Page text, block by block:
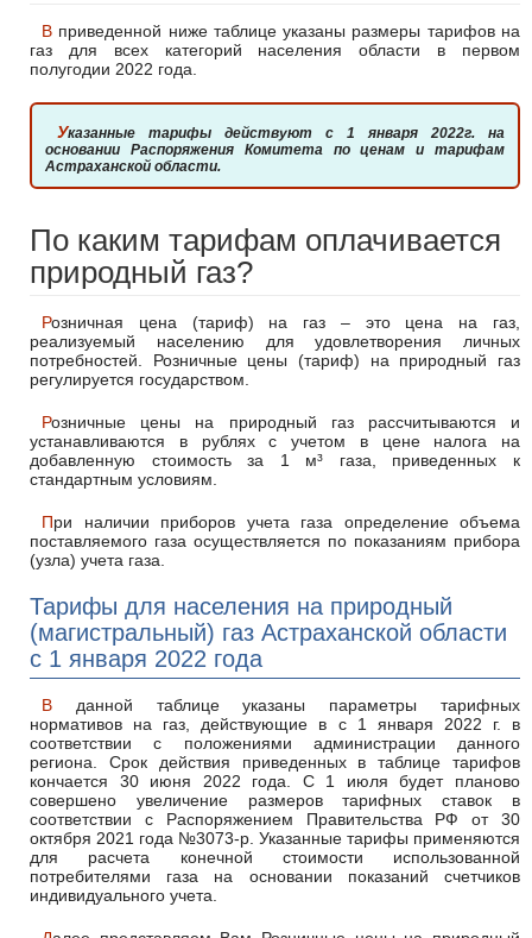
В приведенной ниже таблице указаны размеры тарифов на
газ для всех категорий населения области в первом
полугодии 2022 года.
Указанные тарифы действуют с 1 января 2022г. на
основании Распоряжения Комитета по ценам и тарифам
Астраханской области.
По каким тарифам оплачивается
природный газ?
Розничная цена (тариф) на газ – это цена на газ,
реализуемый населению для удовлетворения личных
потребностей. Розничные цены (тариф) на природный газ
регулируется государством.
Розничные цены на природный газ рассчитываются и
устанавливаются в рублях с учетом в цене налога на
добавленную стоимость за 1 м³ газа, приведенных к
стандартным условиям.
При наличии приборов учета газа определение объема
поставляемого газа осуществляется по показаниям прибора
(узла) учета газа.
Тарифы для населения на природный
(магистральный) газ Астраханской области
с 1 января 2022 года
В данной таблице указаны параметры тарифных
нормативов на газ, действующие в с 1 января 2022 г. в
соответствии с положениями администрации данного
региона. Срок действия приведенных в таблице тарифов
кончается 30 июня 2022 года. С 1 июля будет планово
совершено увеличение размеров тарифных ставок в
соответствии с Распоряжением Правительства РФ от 30
октября 2021 года №3073-р. Указанные тарифы применяются
для расчета конечной стоимости использованной
потребителями газа на основании показаний счетчиков
индивидуального учета.